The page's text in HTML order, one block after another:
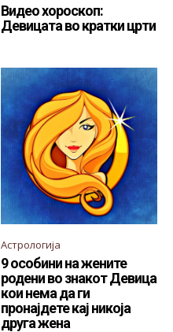
Видео хороскоп:
Девицата во кратки црти
Астрологија
9 особини на жените
родени во знакот Девица
кои нема да ги
пронајдете кај никоја
друга жена